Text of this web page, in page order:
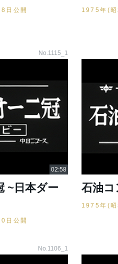
日公開 1975年(
No.1115_1
~日本ダー
日公開
石油コ
1975年(
No.1106_1